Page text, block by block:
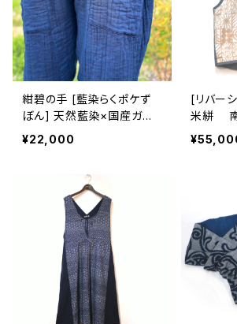
紺碧の手 [藍染らくポケず
ぼん] 天然藍染×国産ガー
ゼ
¥22,000
[リバー
米絣 南
筑紫つ
分：手